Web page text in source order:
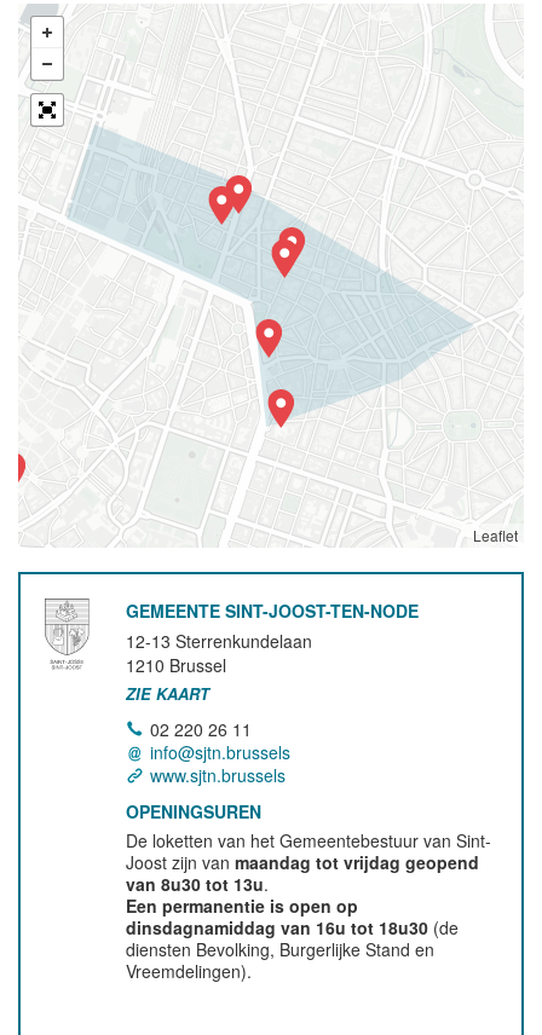
Leaflet
GEMEENTE SINT-JOOST-TEN-NODE
12-13 Sterrenkundelaan
1210 Brussel
ZIE KAART
02 220 26 11
info@sjtn.brussels
www.sjtn.brussels
OPENINGSUREN
De loketten van het Gemeentebestuur van Sint-
Joost zijn vanmaandag tot vrijdag geopend
van 8u30 tot 13u.
Een permanentie is open op
dinsdagnamiddag van 16u tot 18u30 (de
diensten Bevolking, Burgerlijke Stand en
Vreemdelingen).